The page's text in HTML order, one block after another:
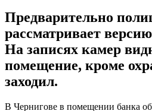
Предварительно
рассматривает
На записях камер
помещение, кроме
заходил.
В Чернигове в помещении банка